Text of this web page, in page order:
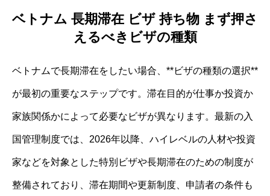
ベトナム 長期滞在 ビザ 持ち物 まず押さ
えるべきビザの種類
ベトナムで長期滞在をしたい場合、**ビザの種類の選択**
が最初の重要なステップです。滞在目的が仕事か投資か
家族関係かによって必要なビザが異なります。最新の入
国管理制度では、2026年以降、ハイレベルの人材や投資
家などを対象とした特別ビザや長期滞在のための制度が
整備されており、滞在期間や更新制度、申請者の条件も